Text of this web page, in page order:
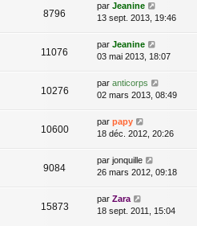
8796
par Jeanine
13 sept. 2013, 19:46
11076
par Jeanine
03 mai 2013, 18:07
10276
par anticorps
02 mars 2013, 08:49
10600
par papy
18 déc. 2012, 20:26
9084
par jonquille
26 mars 2012, 09:18
15873
par Zara
18 sept. 2011, 15:04